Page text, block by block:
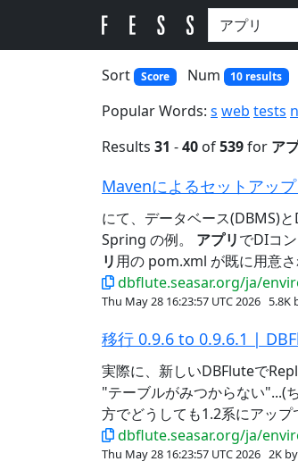
Sort Score Num 10 results
Popular Words: s web tests
Results 31 -40 of539for ア
Mavenによるセットアッ
にて、データベース(DBMS)
Spring の例。 アプリでDIコ
リ用の pom.xml が既に用意
dbflute.seasar.org/ja/
Thu May 28 16:23:57 UTC 2026 5.8K
移行 0.9.6 to 0.9.6.1 |
実際に、新しいDBFluteで
"テーブルがみつからない"...(
方でどうしても1.2系にアッ
dbflute.seasar.org/ja/
Thu May 28 16:23:57 UTC 2026 2K